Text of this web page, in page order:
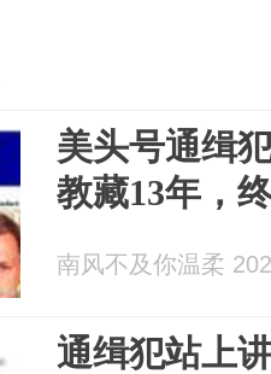
美头号通缉
教藏13年，
南风不及你温柔
通缉犯站上